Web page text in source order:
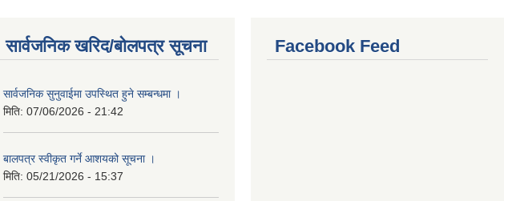
सार्वजनिक खरिद/बोलपत्र सूचना
सार्वजनिक सुनुवाईमा उपस्थित हुने सम्बन्धमा ।
मिति: 07/06/2026 - 21:42
बालपत्र स्वीकृत गर्ने आशयको सूचना ।
मिति: 05/21/2026 - 15:37
Facebook Feed